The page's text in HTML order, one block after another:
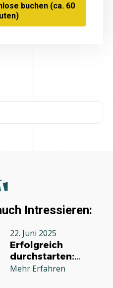
buchen (ca. 60
Intressieren:
22. Juni 2025
Erfolgreich
durchstarten:
Deine
Mehr Erfahren